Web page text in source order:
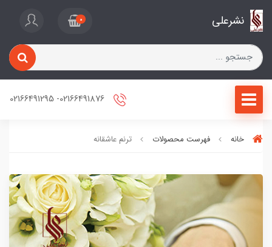
نشرعلی 0
خانه فهرست محصولات ترنم عاشقانه